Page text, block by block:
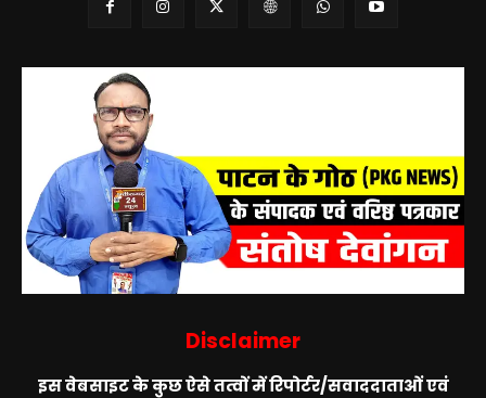
Disclaimer
इस वेबसाइट के कुछ ऐसे तत्वों में रिपोर्टर/सवाददाताओं एवं